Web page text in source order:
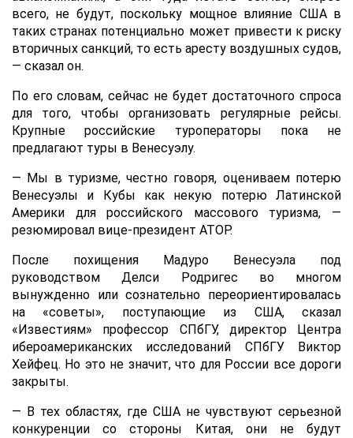
всего, не будут, поскольку мощное влияние США в
таких странах потенциально может привести к риску
вторичных санкций, то есть аресту воздушных судов,
— сказал он.
По его словам, сейчас не будет достаточного спроса
для того, чтобы организовать регулярные рейсы.
Крупные российские туроператоры пока не
предлагают туры в Венесуэлу.
— Мы в туризме, честно говоря, оцениваем потерю
Венесуэлы и Кубы как некую потерю Латинской
Америки для российского массового туризма, —
резюмировал вице-президент АТОР.
После похищения Мадуро Венесуэла под
руководством Делси Родригес во многом
вынужденно или сознательно переориентировалась
на «советы», поступающие из США, сказал
«Известиям» профессор СПбГУ, директор Центра
ибероамериканских исследований СПбГУ Виктор
Хейфец. Но это не значит, что для России все дороги
закрыты.
— В тех областях, где США не чувствуют серьезной
конкуренции со стороны Китая, они не будут